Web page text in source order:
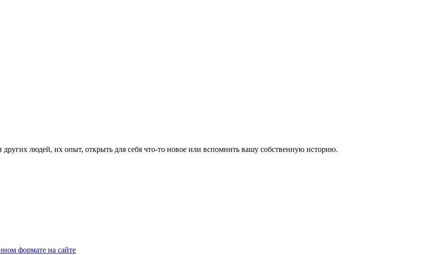
людей, их опыт, открыть для себя что-то новое или вспомнить вашу собственную историю.
формате на сайте